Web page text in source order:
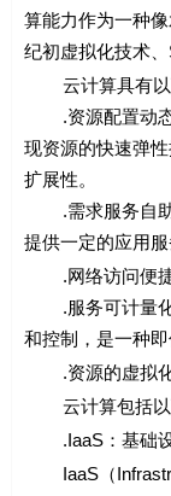
算能力作为一种
纪初虚拟化技术
云计算具有
.资源配置动态
现资源的快速弹
扩展性。
.需求服务自助
提供一定的应用
.网络访问便捷
.服务可计量化
和控制，是一种即
.资源的虚拟化
云计算包括
.IaaS：基础设
IaaS（